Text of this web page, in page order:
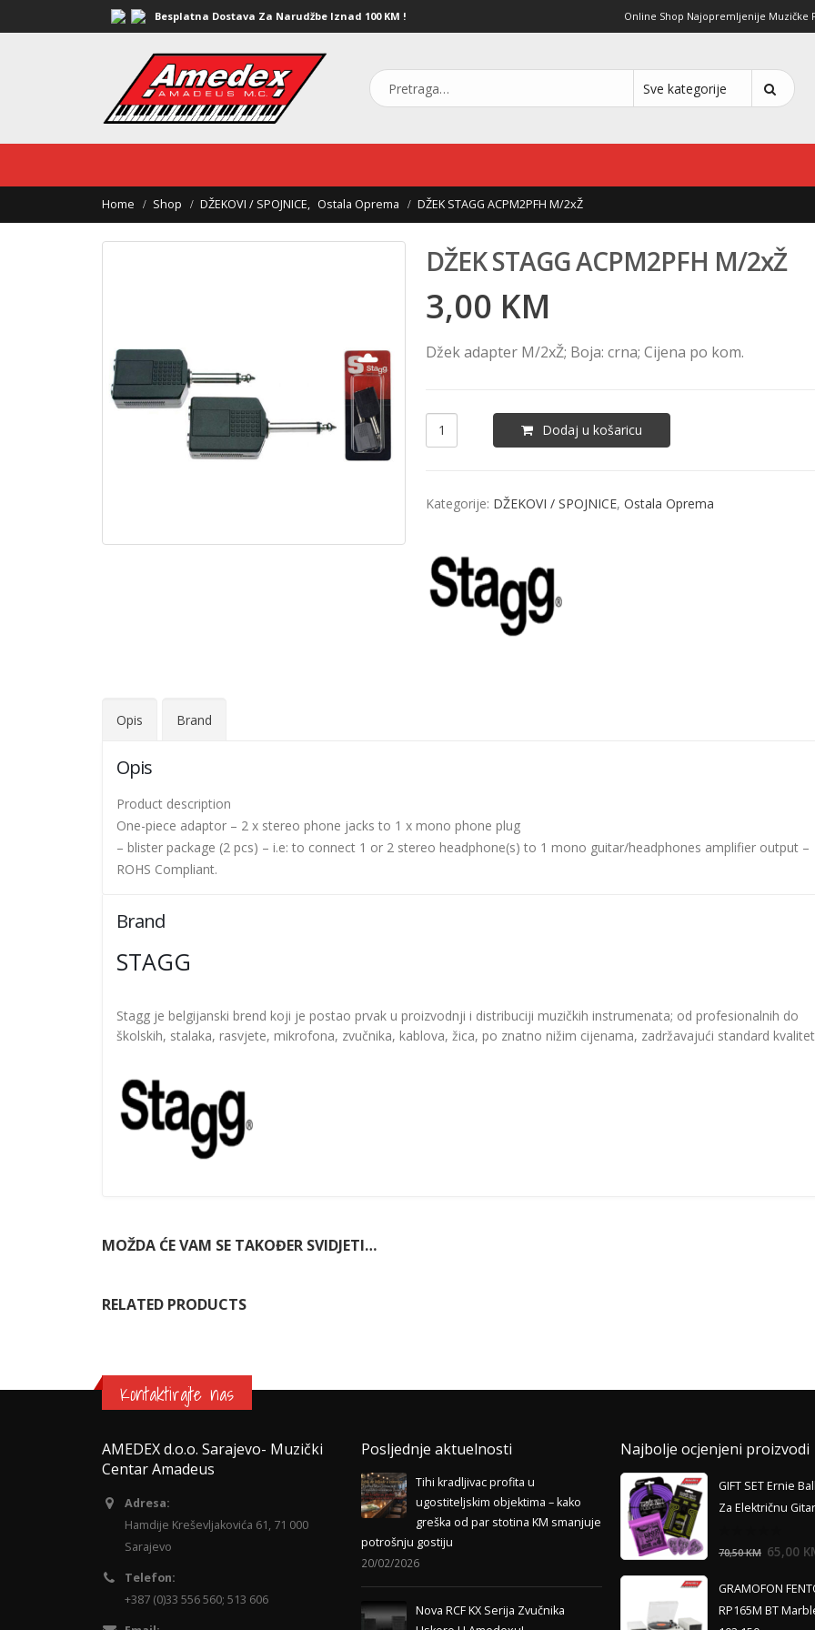
Besplatna Dostava Za Narudžbe Iznad 100 KM ! Online Shop Najopremljenije Muzičke
Home Shop DŽEKOVI / SPOJNICE, Ostala Oprema DŽEK STAGG ACPM2PFH M/2xŽ
DŽEK STAGG ACPM2PFH M/2xŽ
3,00 KM
Džek adapter M/2xŽ; Boja: crna; Cijena po kom.
Dodaj u košaricu
Kategorije: DŽEKOVI / SPOJNICE,Ostala Oprema
Opis Brand
Opis
Product description
One-piece adaptor – 2 x stereo phone jacks to 1 x mono phone plug
– blister package (2 pcs) – i.e: to connect 1 or 2 stereo headphone(s) to 1 mono guitar/headphones amplifier output –
ROHS Compliant.
Brand
STAGG
Stagg je belgijanski brend koji je postao prvak u proizvodnji i distribuciji muzičkih instrumenata; od profesionalnih do
školskih, stalaka, rasvjete, mikrofona, zvučnika, kablova, žica, po znatno nižim cijenama, zadržavajući standard
MOŽDA ĆE VAM SE TAKOĐER SVIDJETI…
RELATED PRODUCTS
Kontaktirajte nas
AMEDEX d.o.o. Sarajevo- Muzički
Centar Amadeus
Adresa:
Hamdije Kreševljakovića 61, 71 000
Sarajevo
Telefon:
+387 (0)33 556 560; 513 606
Posljednje aktuelnosti
Tihi kradljivac profita u
ugostiteljskim objektima – kako
greška od par stotina KM smanjuje
potrošnju gostiju
20/02/2026
Nova RCF KX Serija Zvučnika
Najbolje ocjenjeni proizvodi
GIFT SET Ernie
Za Električnu
0
out
70,50KM 65,00
GRAMOFON
RP165M BT